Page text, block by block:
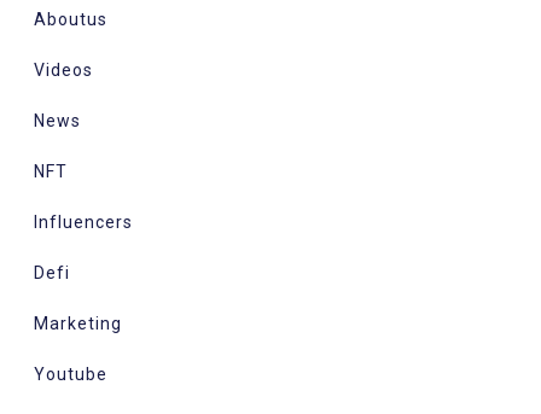
Aboutus
Videos
News
NFT
Influencers
Defi
Marketing
Youtube